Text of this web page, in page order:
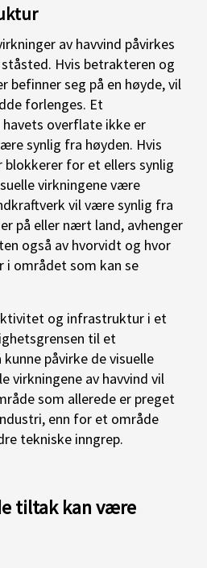
av havvind påvirkes
Hvis betrakteren og
befinner seg på en høyde, vil
forlenges. Et
overflate ikke er
synlig fra høyden. Hvis
for et ellers synlig
virkningene være
vil være synlig fra
på eller nært land, avhenger
også av hvorvidt og hvor
i området som kan se
og infrastruktur i et
til et
påvirke de visuelle
virkningene av havvind vil
som allerede er preget
enn for et område
tekniske inngrep.
tiltak kan være